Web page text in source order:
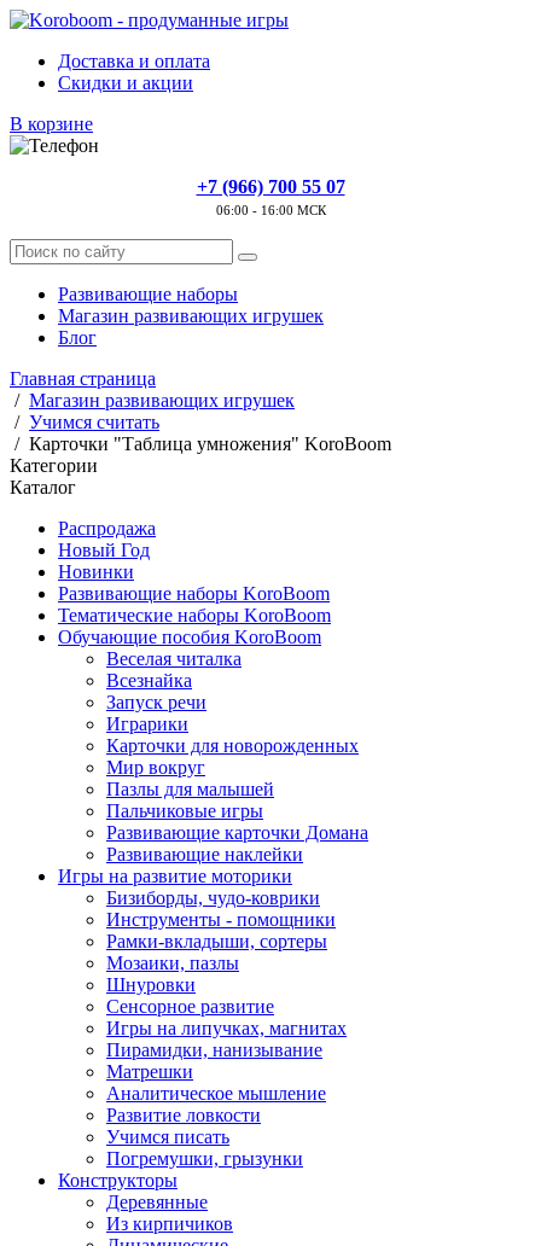
Доставка и оплата
Скидки и акции
В корзине
+7 (966) 700 55 07
06:00 - 16:00 МСК
Развивающие наборы
Магазин развивающих игрушек
Блог
Главная страница
/ Магазин развивающих игрушек
/ Учимся считать
/ Карточки "Таблица умножения" KoroBoom
Категории
Каталог
Распродажа
Новый Год
Новинки
Развивающие наборы KoroBoom
Тематические наборы KoroBoom
Обучающие пособия KoroBoom
Веселая читалка
Всезнайка
Запуск речи
Играрики
Карточки для новорожденных
Мир вокруг
Пазлы для малышей
Пальчиковые игры
Развивающие карточки Домана
Развивающие наклейки
Игры на развитие моторики
Бизиборды, чудо-коврики
Инструменты - помощники
Рамки-вкладыши, сортеры
Мозаики, пазлы
Шнуровки
Сенсорное развитие
Игры на липучках, магнитах
Пирамидки, нанизывание
Матрешки
Аналитическое мышление
Развитие ловкости
Учимся писать
Погремушки, грызунки
Конструкторы
Деревянные
Из кирпичиков